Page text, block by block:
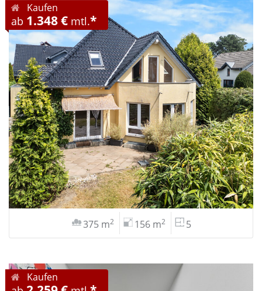
Kaufen
ab 1.348 € mtl.*
375 m2 156 m2 5
Kaufen